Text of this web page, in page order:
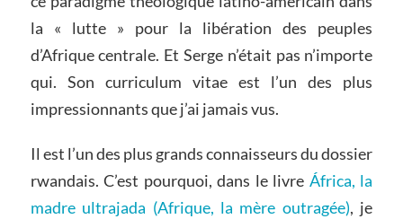
la « lutte » pour la libération des peuples
d’Afrique centrale. Et Serge n’était pas n’importe
qui. Son curriculum vitae est l’un des plus
impressionnants que j’ai jamais vus.
Il est l’un des plus grands connaisseurs du dossier
rwandais. C’est pourquoi, dans le livre África, la
madre ultrajada (Afrique, la mère outragée), je